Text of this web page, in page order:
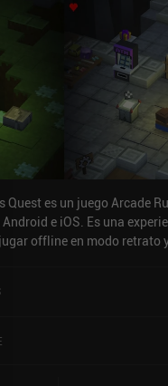
Quest es un juego Arcade
e iOS. Es una
offline en modo retrato